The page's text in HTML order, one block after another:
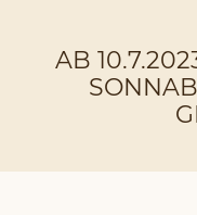
|
Café
AB